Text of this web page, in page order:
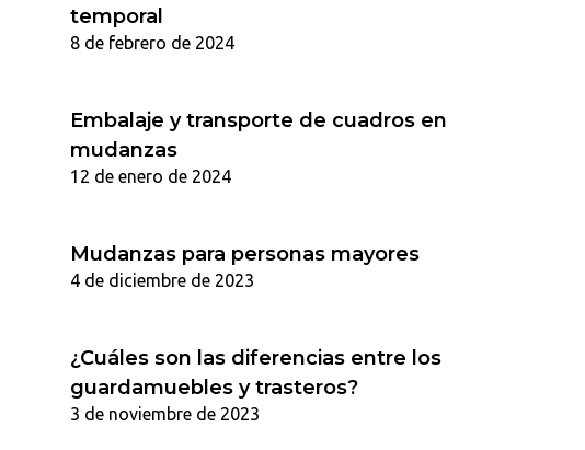
temporal
8 de febrero de 2024
Embalaje y transporte de cuadros en
mudanzas
12 de enero de 2024
Mudanzas para personas mayores
4 de diciembre de 2023
¿Cuáles son las diferencias entre los
guardamuebles y trasteros?
3 de noviembre de 2023